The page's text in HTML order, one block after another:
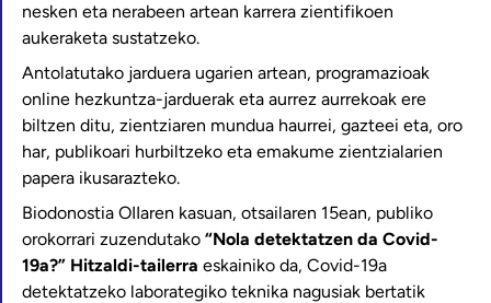
nesken eta nerabeen artean karrera zientifikoen
aukeraketa sustatzeko.
Antolatutako jarduera ugarien artean, programazioak
online hezkuntza-jarduerak eta aurrez aurrekoak ere
biltzen ditu, zientziaren mundua haurrei, gazteei eta, oro
har, publikoari hurbiltzeko eta emakume zientzialarien
papera ikusarazteko.
Biodonostia OIIaren kasuan, otsailaren 15ean, publiko
orokorrari zuzendutako “Nola detektatzen da Covid-
19a?” Hitzaldi-tailerra eskainiko da, Covid-19a
detektatzeko laborategiko teknika nagusiak bertatik